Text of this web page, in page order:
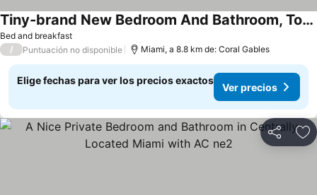
Bed and breakfast
Tiny-brand New Bedroom And Bathroom, Totally Private, With Ac In Sunny Miami E1
/ Puntuación no disponible Miami, a 8.8 km de: Coral Gables
Elige fechas para ver los precios exactos
Ver precios
Compartir